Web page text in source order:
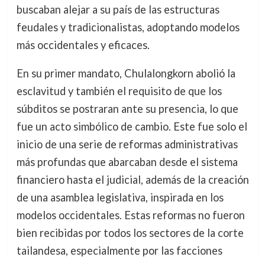
buscaban alejar a su país de las estructuras
feudales y tradicionalistas, adoptando modelos
más occidentales y eficaces.
En su primer mandato, Chulalongkorn abolió la
esclavitud y también el requisito de que los
súbditos se postraran ante su presencia, lo que
fue un acto simbólico de cambio. Este fue solo el
inicio de una serie de reformas administrativas
más profundas que abarcaban desde el sistema
financiero hasta el judicial, además de la creación
de una asamblea legislativa, inspirada en los
modelos occidentales. Estas reformas no fueron
bien recibidas por todos los sectores de la corte
tailandesa, especialmente por las facciones